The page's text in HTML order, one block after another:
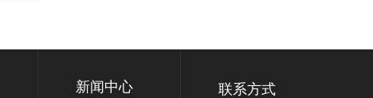
新闻中心 联系方式